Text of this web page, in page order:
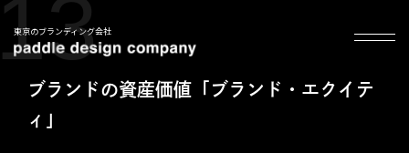
東京のブランディング会社
ブランドの資産価値「ブランド・エクイテ
ィ」